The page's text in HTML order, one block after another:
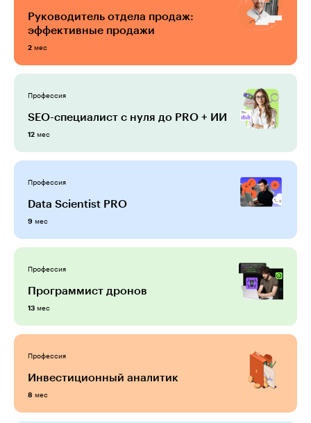
Руководитель отдела продаж:
эффективные продажи
2 мес
Профессия
SEO-специалист c нуля до PRO + ИИ
12 мес
Профессия
Data Scientist PRO
9 мес
Профессия
Программист дронов
13 мес
Профессия
Инвестиционный аналитик
8 мес